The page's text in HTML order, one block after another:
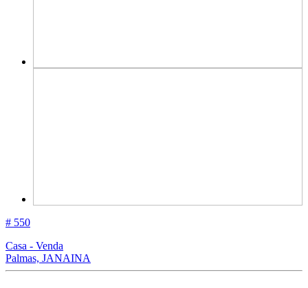
# 550
Casa - Venda
Palmas, JANAINA